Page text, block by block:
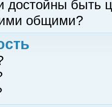
достойны быть
общими?